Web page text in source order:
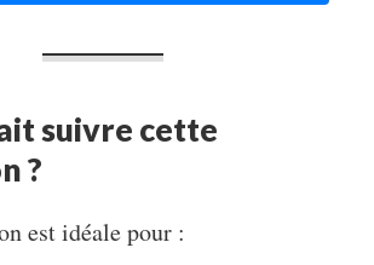
suivre cette
?
est idéale pour :